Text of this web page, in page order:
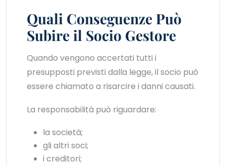
Quali Conseguenze Può
Subire il Socio Gestore
Quando vengono accertati tutti i
presupposti previsti dalla legge, il socio può
essere chiamato a risarcire i danni causati.
La responsabilità può riguardare:
la società;
gli altri soci;
i creditori;